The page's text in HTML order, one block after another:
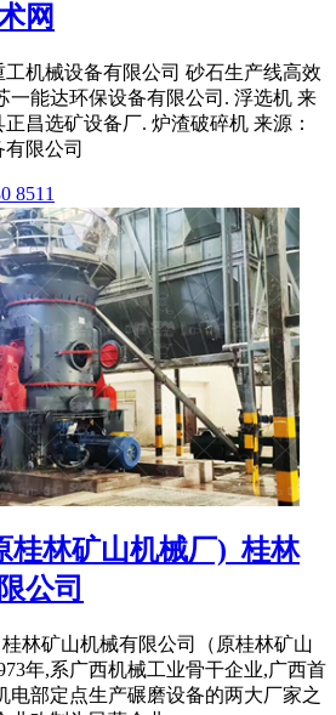
网
机械设备有限公司 砂石生产线高效
一能达环保设备有限公司. 浮选机 来
昌选矿设备厂. 炉渣破碎机 来源：
限公司
8511
桂林矿山机械厂)_桂林
公司
林矿山机械有限公司（原桂林矿山
年,系广西机械工业骨干企业,广西首
电部定点生产碾磨设备的两大厂家之